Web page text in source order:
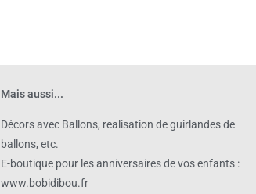
Mais aussi...
Décors avec Ballons, realisation de guirlandes de
ballons, etc.
E-boutique pour les anniversaires de vos enfants :
www.bobidibou.fr